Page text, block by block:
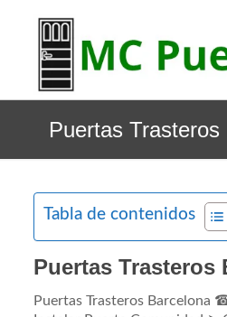
Puertas Trasteros
Tabla de contenidos
Puertas Trasteros
Puertas Trasteros Barcelona